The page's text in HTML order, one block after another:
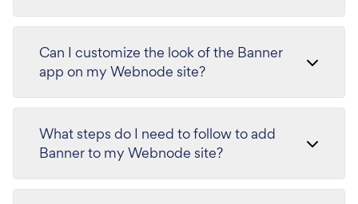
Can I customize the look of the Banner
app on my Webnode site?
What steps do I need to follow to add
Banner to my Webnode site?